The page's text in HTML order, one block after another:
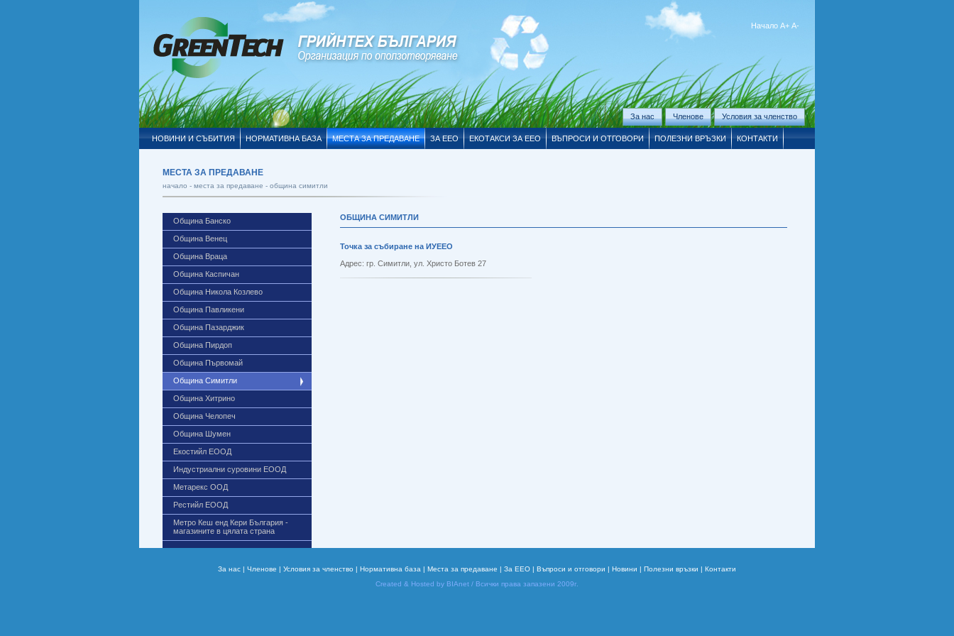
Начало А+ А-
Условия за членство
Членове
За нас
НОВИНИ И СЪБИТИЯ НОРМАТИВНА БАЗА МЕСТА ЗА ПРЕДАВАНЕ ЗА EEO ЕКОТАКСИ ЗА ЕЕО ВЪПРОСИ И ОТГОВОРИ ПОЛЕЗНИ ВРЪЗКИ КОНТАКТИ
МЕСТА ЗА ПРЕДАВАНЕ
начало - места за предаване - община симитли
Община Банско
Община Венец
Община Враца
Община Каспичан
Община Никола Козлево
Община Павликени
Община Пазарджик
Община Пирдоп
Община Първомай
Община Симитли
Община Хитрино
Община Челопеч
Община Шумен
Екостийл ЕООД
Индустриални суровини ЕООД
Метарекс ООД
Рестийл ЕООД
Метро Кеш енд Кери България -
магазините в цялата страна
ОБЩИНА СИМИТЛИ
Точка за събиране на ИУЕЕО
Адрес: гр. Симитли, ул. Христо Ботев 27
За нас | Членове | Условия за членство | Нормативна база | Места за предаване | За EEO | Въпроси и отговори | Новини | Полезни връзки | Контакти
Created & Hosted by BIAnet / Всички права запазени 2009г.